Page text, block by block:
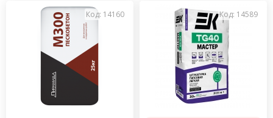
Код: 14160 Код: 14589